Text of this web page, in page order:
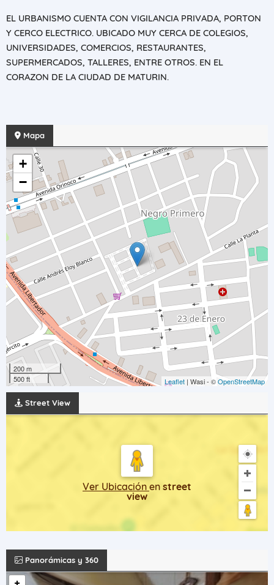
EL URBANISMO CUENTA CON VIGILANCIA PRIVADA, PORTON
Y CERCO ELECTRICO. UBICADO MUY CERCA DE COLEGIOS,
UNIVERSIDADES, COMERCIOS, RESTAURANTES,
SUPERMERCADOS, TALLERES, ENTRE OTROS. EN EL
CORAZON DE LA CIUDAD DE MATURIN.
Mapa
+
−
200 m
500 ft
Leaflet | Wasi - ©OpenStreetMap
Street View
Ver Ubicación en street
view
Panorámicas y 360